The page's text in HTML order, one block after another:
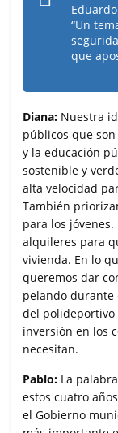
“Un
que
Diana: Nuestra
públicos que
y la educación
sostenible y
alta velocidad
También
para los
alquileres para
vivienda. En lo
queremos dar
pelando durante
del polideportivo
inversión en los
necesitan.
Pablo: La
estos cuatro
el Gobierno